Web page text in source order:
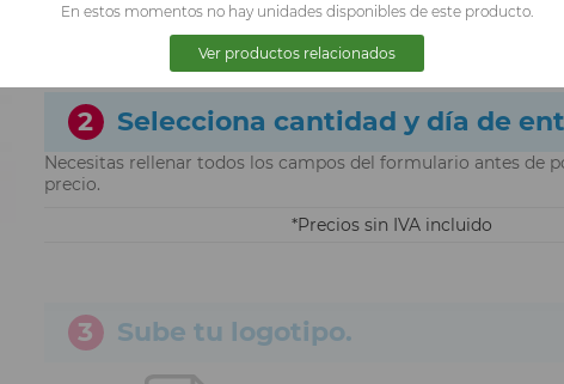
2 Selecciona cantidad y día de
Necesitas rellenar todos los campos del formulario antes de
precio.
Precios sin IVA incluido
3 Sube tu logotipo.
En estos momentos no hay unidades disponibles de este producto.
Ver productos relacionados